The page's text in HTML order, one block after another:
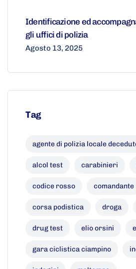
Identificazione ed
gli uffici di polizia
Agosto 13, 2025
Tag
agente di polizia locale
alcol test carabinieri
codice rosso comandante
corsa podistica droga
drug test elio orsini
gara ciclistica ciampino